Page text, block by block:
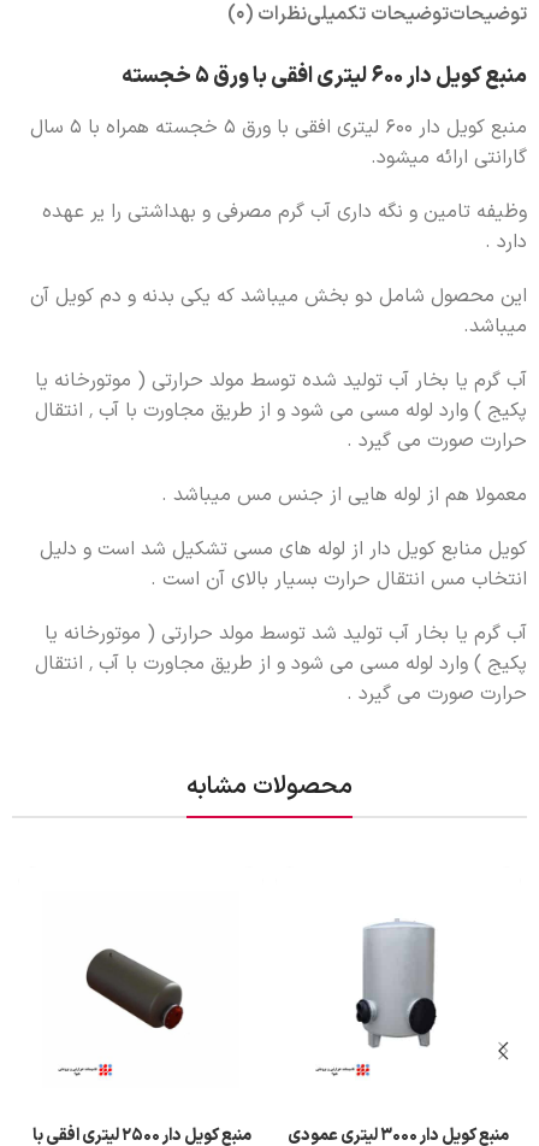
توضیحاتتوضیحات تکمیلینظرات (0)
منبع کویل دار 600 لیتری افقی با ورق 5 خجسته
منبع کویل دار 600 لیتری افقی با ورق 5 خجسته همراه با 5 سال
گارانتی ارائه میشود.
وظیفه تامین و نگه داری آب گرم مصرفی و بهداشتی را یر عهده
دارد .
این محصول شامل دو بخش میباشد که یکی بدنه و دم کویل آن
میباشد.
آب گرم یا بخار آب تولید شده توسط مولد حرارتی ( موتورخانه یا
پکیج ) وارد لوله مسی می شود و از طریق مجاورت با آب ٬ انتقال
حرارت صورت می گیرد .
معمولا هم از لوله هایی از جنس مس میباشد .
کویل منابع کویل دار از لوله های مسی تشکیل شد است و دلیل
انتخاب مس انتقال حرارت بسیار بالای آن است .
آب گرم یا بخار آب تولید شد توسط مولد حرارتی ( موتورخانه یا
پکیج ) وارد لوله مسی می شود و از طریق مجاورت با آب ٬ انتقال
حرارت صورت می گیرد .
محصولات مشابه
منبع کویل دار 3000 لیتری عمودی
منبع کویل دار 2500 لیتری افقی با